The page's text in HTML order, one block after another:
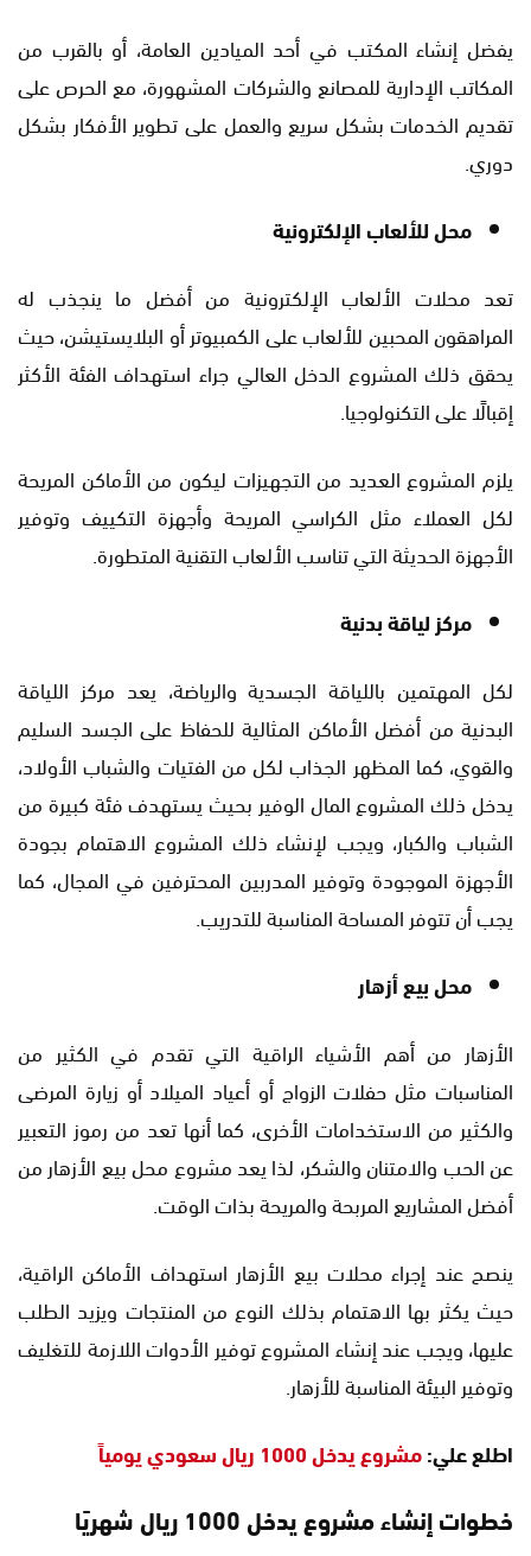
يفضل إنشاء المكتب في أحد الميادين العامة، أو بالقرب من
المكاتب الإدارية للمصانع والشركات المشهورة، مع الحرص على
تقديم الخدمات بشكل سريع والعمل على تطوير الأفكار بشكل
دوري.
محل للألعاب الإلكترونية
تعد محلات الألعاب الإلكترونية من أفضل ما ينجذب له
المراهقون المحبين للألعاب على الكمبيوتر أو البلايستيشن، حيث
يحقق ذلك المشروع الدخل العالي جراء استهداف الفئة الأكثر
إقبالًا على التكنولوجيا.
يلزم المشروع العديد من التجهيزات ليكون من الأماكن المريحة
لكل العملاء مثل الكراسي المريحة وأجهزة التكييف وتوفير
الأجهزة الحديثة التي تناسب الألعاب التقنية المتطورة.
مركز لياقة بدنية
لكل المهتمين باللياقة الجسدية والرياضة، يعد مركز اللياقة
البدنية من أفضل الأماكن المثالية للحفاظ على الجسد السليم
والقوي، كما المظهر الجذاب لكل من الفتيات والشباب الأولاد،
يدخل ذلك المشروع المال الوفير بحيث يستهدف فئة كبيرة من
الشباب والكبار، ويجب لإنشاء ذلك المشروع الاهتمام بجودة
الأجهزة الموجودة وتوفير المدربين المحترفين في المجال، كما
يجب أن تتوفر المساحة المناسبة للتدريب.
محل بيع أزهار
الأزهار من أهم الأشياء الراقية التي تقدم في الكثير من
المناسبات مثل حفلات الزواج أو أعياد الميلاد أو زيارة المرضى
والكثير من الاستخدامات الأخرى، كما أنها تعد من رموز التعبير
عن الحب والامتنان والشكر، لذا يعد مشروع محل بيع الأزهار من
أفضل المشاريع المربحة والمريحة بذات الوقت.
ينصح عند إجراء محلات بيع الأزهار استهداف الأماكن الراقية،
حيث يكثر بها الاهتمام بذلك النوع من المنتجات ويزيد الطلب
عليها، ويجب عند إنشاء المشروع توفير الأدوات اللازمة للتغليف
وتوفير البيئة المناسبة للأزهار.
اطلع علي:مشروع يدخل 1000 ريال سعودي يومياً
خطوات إنشاء مشروع يدخل 1000 ريال شهريًا